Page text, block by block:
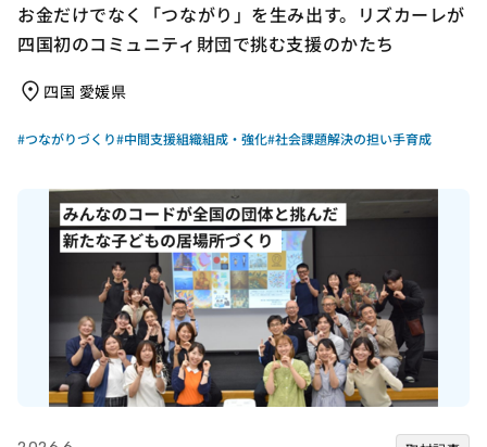
お金だけでなく「つながり」を生み出す。リズカーレが
四国初のコミュニティ財団で挑む支援のかたち
四国 愛媛県
#つながりづくり#中間支援組織組成・強化#社会課題解決の担い手育成